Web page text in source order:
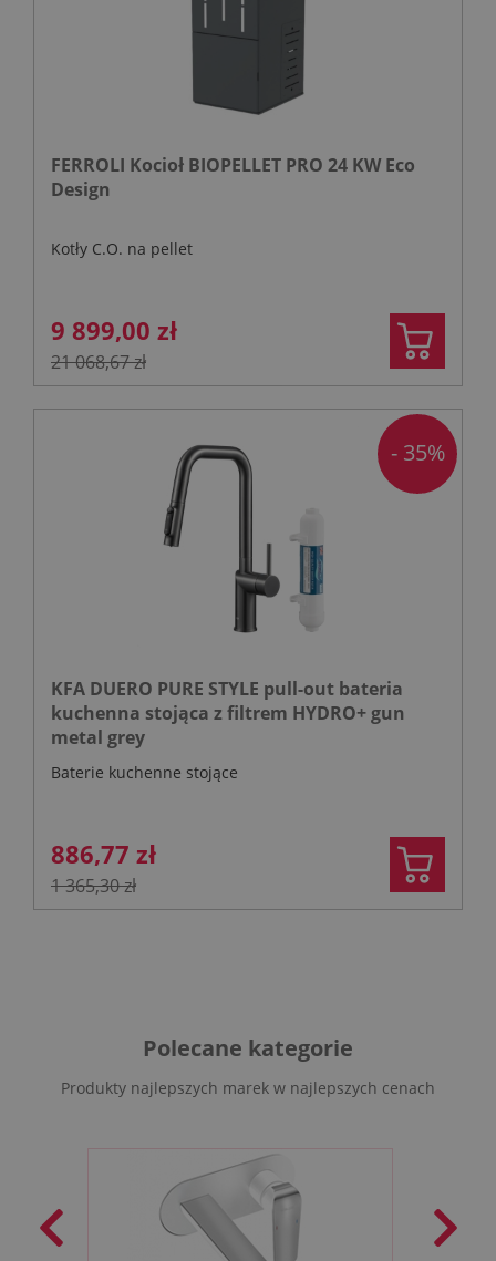
FERROLI Kocioł BIOPELLET PRO 24 KW Eco
Design
Kotły C.O. na pellet
9 899,00 zł
21 068,67 zł
KFA DUERO PURE STYLE pull-out bateria
kuchenna stojąca z filtrem HYDRO+ gun
metal grey
Baterie kuchenne stojące
886,77 zł
1 365,30 zł
- 35%
Polecane kategorie
Produkty najlepszych marek w najlepszych cenach